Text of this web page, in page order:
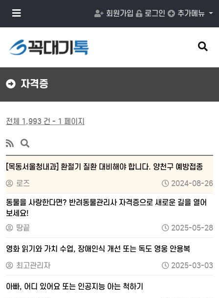
메
튼
회원가입 로그인 추가메뉴
검
색
버
자격증
전체 1,993 건 - 1 페이지
[목동서울청내과] 환절기 질환 대비해야 합니다. 양천구 예방접종
로즈
2024-08-26
동물을 사랑한다면? 반려동물관리사 자격증으로 새로운 길을 열어
보세요!
땅끝
2025-05-28
영화 읽기와 가치 수업, 장애인식 개선 또는 독도 영웅 안용복
최고관리자
2025-03-03
아빠, 어디 있어요 또는 인공지능 아는 척하기